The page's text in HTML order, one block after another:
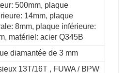
500mm, plaque
14mm, plaque
8mm, plaque inférieure:
matériel: acier Q345B
diamantée de 3 mm
13T/16T , FUWA / BPW